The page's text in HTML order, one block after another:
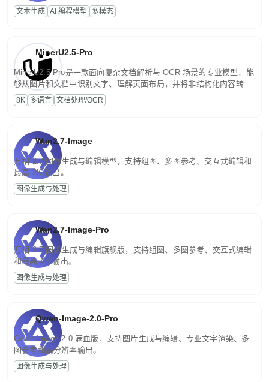
话端到端交付生产级成果。原生视觉理解贯穿规划、执行与验证全流
程，支持超长文档与长视频的深度语义解析。长程任务中自主规划与
文本生成 AI 编程模型 多模态
MinerU2.5-Pro
MinerU2.5-Pro是一款面向复杂文档解析与 OCR 场景的专业模型，能
够从图片和文档中识别文字、理解页面布局，并将非结构化内容转换
为便于存储、检索和二次处理的结构化结果。
8K 多语言 文档处理/OCR
Wan2.7-Image
万相 2.7 图像生成与编辑模型，支持组图、多图参考、交互式编辑和
最高 2K 输出。
图像生成与处理
Wan2.7-Image-Pro
万相 2.7 图像生成与编辑旗舰版，支持组图、多图参考、交互式编辑
和最高 4K 输出。
图像生成与处理
Qwen-Image-2.0-Pro
Qwen-Image-2.0 满血版，支持图片生成与编辑、专业文字渲染、多
图参考和高分辨率输出。
图像生成与处理